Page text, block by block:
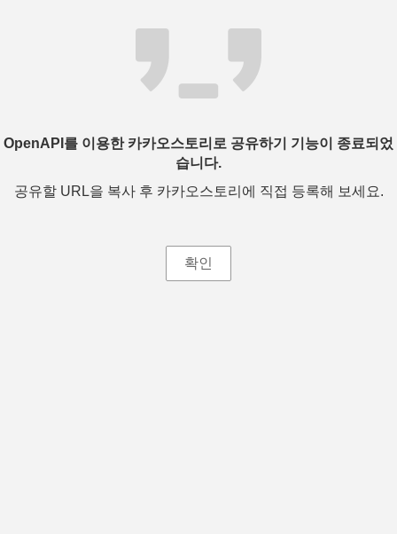
OpenAPI를 이용한 카카오스토리로 공유하기 기능이 종료되었
습니다.
공유할 URL을 복사 후 카카오스토리에 직접 등록해 보세요.
확인